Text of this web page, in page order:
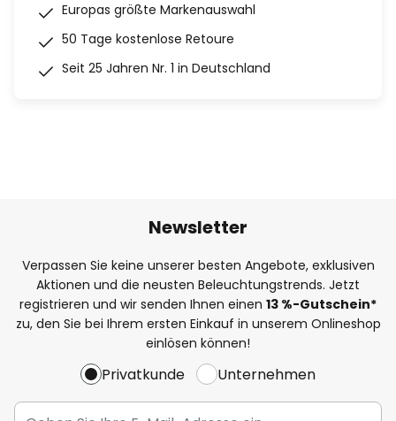
Europas größte Markenauswahl
50 Tage kostenlose Retoure
Seit 25 Jahren Nr. 1 in Deutschland
Newsletter
Verpassen Sie keine unserer besten Angebote, exklusiven
Aktionen und die neusten Beleuchtungstrends. Jetzt
registrieren und wir senden Ihnen einen 13 %-Gutschein*
zu, den Sie bei Ihrem ersten Einkauf in unserem Onlineshop
einlösen können!
Privatkunde Unternehmen